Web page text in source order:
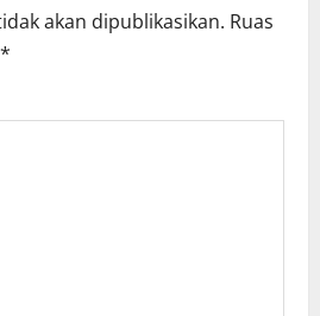
akan dipublikasikan. Ruas
*